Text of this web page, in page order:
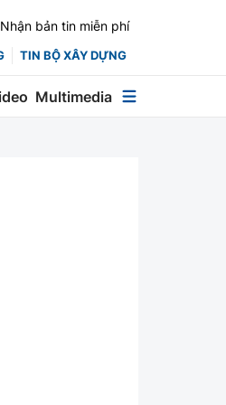
Nhận bản tin miễn phí
TIN BỘ XÂY DỰNG
Multimedia